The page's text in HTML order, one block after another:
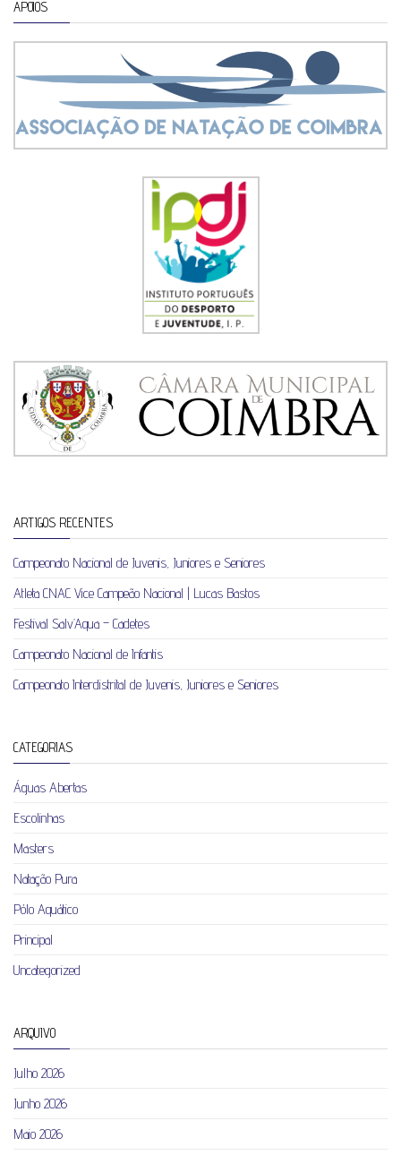
APOIOS
ARTIGOS RECENTES
Campeonato Nacional de Juvenis, Juniores e Seniores
Atleta CNAC Vice Campeão Nacional | Lucas Bastos
Festival Salv’Aqua – Cadetes
Campeonato Nacional de Infantis
Campeonato Interdistrital de Juvenis, Juniores e Seniores
CATEGORIAS
Águas Abertas
Escolinhas
Masters
Natação Pura
Pólo Aquático
Principal
Uncategorized
ARQUIVO
Julho 2026
Junho 2026
Maio 2026